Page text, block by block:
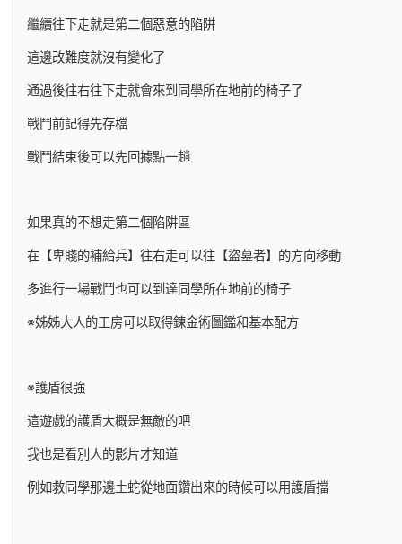
繼續往下走就是第二個惡意的陷阱
這邊改難度就沒有變化了
通過後往右往下走就會來到同學所在地前的椅子了
戰鬥前記得先存檔
戰鬥結束後可以先回據點一趟
如果真的不想走第二個陷阱區
在【卑賤的補給兵】往右走可以往【盜墓者】的方向移動
多進行一場戰鬥也可以到達同學所在地前的椅子
※姊姊大人的工房可以取得鍊金術圖鑑和基本配方
※護盾很強
這遊戲的護盾大概是無敵的吧
我也是看別人的影片才知道
例如救同學那邊土蛇從地面鑽出來的時候可以用護盾擋